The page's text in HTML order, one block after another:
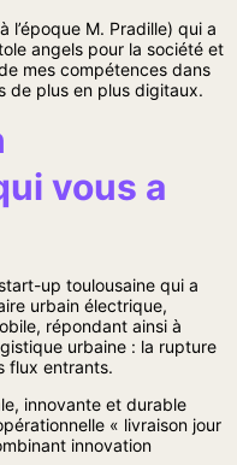
l’époque M. Pradille) qui a
angels pour la société et
mes compétences dans
de plus en plus digitaux.
vous a
up toulousaine qui a
urbain électrique,
répondant ainsi à
urbaine : la rupture
flux entrants.
innovante et durable
« livraison jour
innovation